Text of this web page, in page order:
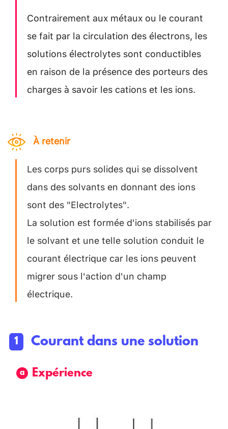
Contrairement aux métaux ou le courant
se fait par la circulation des électrons, les
solutions électrolytes sont conductibles
en raison de la présence des porteurs des
charges à savoir les cations et les ions.
À retenir
Les corps purs solides qui se dissolvent
dans des solvants en donnant des ions
sont des "Electrolytes".
La solution est formée d'ions stabilisés par
le solvant et une telle solution conduit le
courant électrique car les ions peuvent
migrer sous l'action d'un champ
électrique.
Courant dans une solution
Expérience